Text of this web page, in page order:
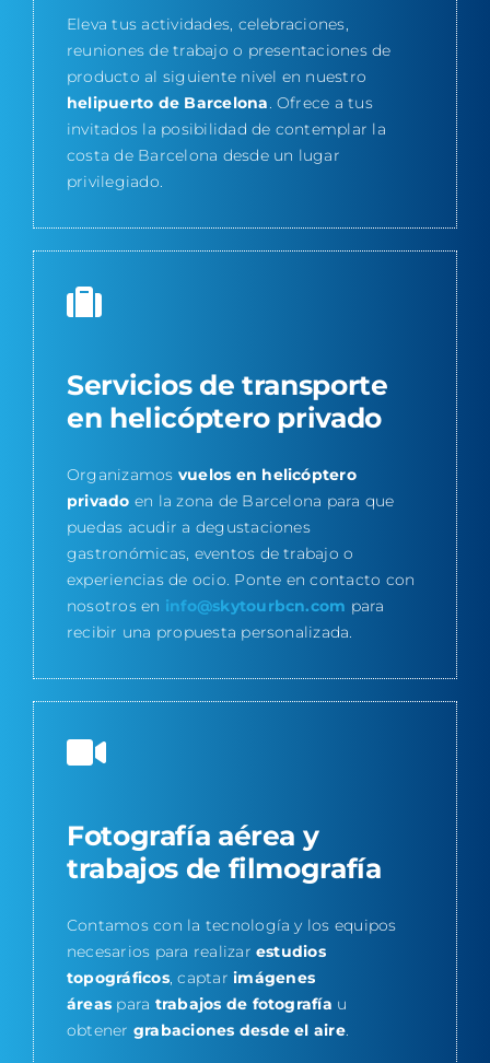
Eleva tus actividades, celebraciones,
reuniones de trabajo o presentaciones de
producto al siguiente nivel en nuestro
helipuerto de Barcelona. Ofrece a tus
invitados la posibilidad de contemplar la
costa de Barcelona desde un lugar
privilegiado.
Servicios de transporte
en helicóptero privado
Organizamos vuelos en helicóptero
privado en la zona de Barcelona para que
puedas acudir a degustaciones
gastronómicas, eventos de trabajo o
experiencias de ocio. Ponte en contacto con
nosotros en info@skytourbcn.com para
recibir una propuesta personalizada.
Fotografía aérea y
trabajos de filmografía
Contamos con la tecnología y los equipos
necesarios para realizarestudios
topográficos, captarimágenes
áreas para trabajos de fotografía u
obtener grabaciones desde el aire.